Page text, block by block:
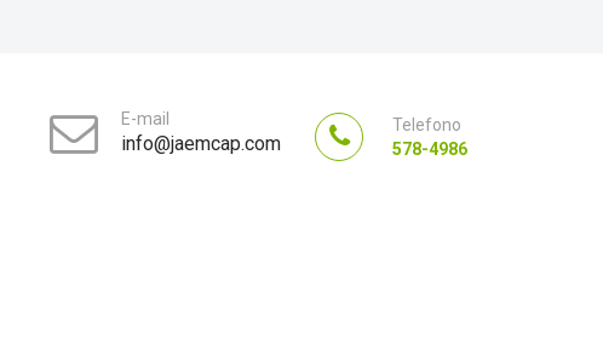
E-mail
info@jaemcap.com
Telefono
578-4986